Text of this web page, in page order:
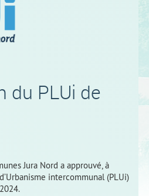
du PLUi de
Jura Nord a approuvé, à
intercommunal (PLUi)